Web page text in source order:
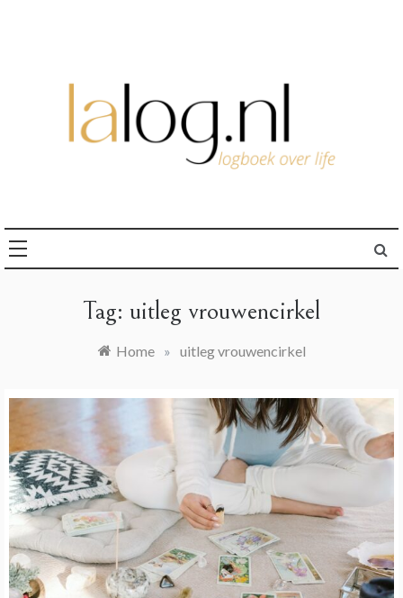
Tag: uitleg vrouwencirkel
Home » uitleg vrouwencirkel